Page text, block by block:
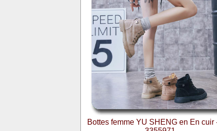
Bottes femme YU SHENG en En cuir